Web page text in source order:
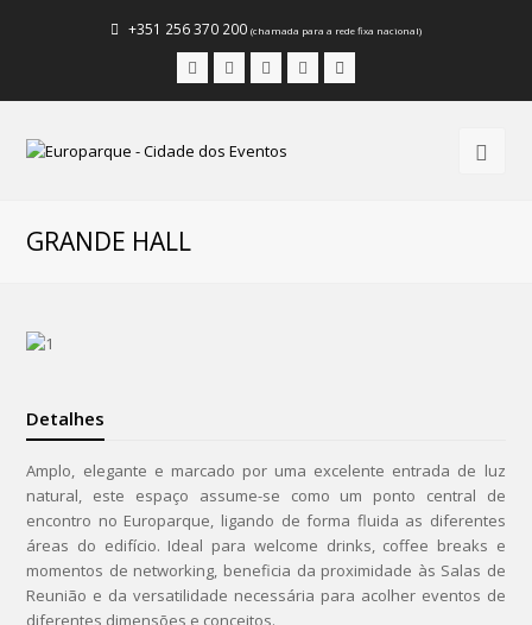
+351 256 370 200 (chamada para a rede fixa nacional)
FacebookInstagram
LinkedInYoutube
GRANDE HALL
Detalhes
Amplo, elegante e marcado por uma excelente entrada de luz
natural, este espaço assume-se como um ponto central de
encontro no Europarque, ligando de forma fluida as diferentes
áreas do edifício. Ideal para welcome drinks, coffee breaks e
momentos de networking, beneficia da proximidade às Salas de
Reunião e da versatilidade necessária para acolher eventos de
diferentes dimensões e conceitos.